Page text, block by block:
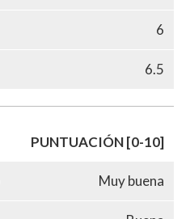
6
6.5
PUNTUACIÓN [0-10]
Muy buena